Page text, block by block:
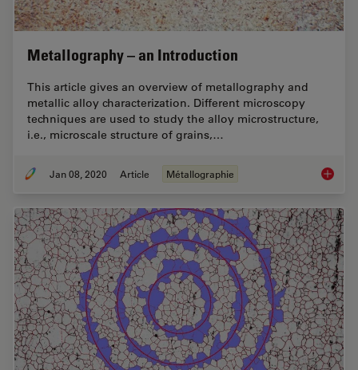
Metallography – an Introduction
This article gives an overview of metallography and
metallic alloy characterization. Different microscopy
techniques are used to study the alloy microstructure,
i.e., microscale structure of grains,…
Jan 08, 2020 Article Métallographie